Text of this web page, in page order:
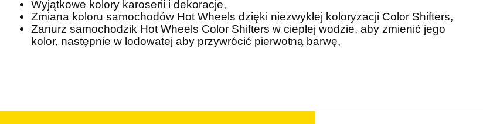
Wyjątkowe kolory karoserii i dekoracje,
Zmiana koloru samochodów Hot Wheels dzięki niezwykłej koloryzacji Color Shifters,
Zanurz samochodzik Hot Wheels Color Shifters w ciepłej wodzie, aby zmienić jego
kolor, następnie w lodowatej aby przywrócić pierwotną barwę,